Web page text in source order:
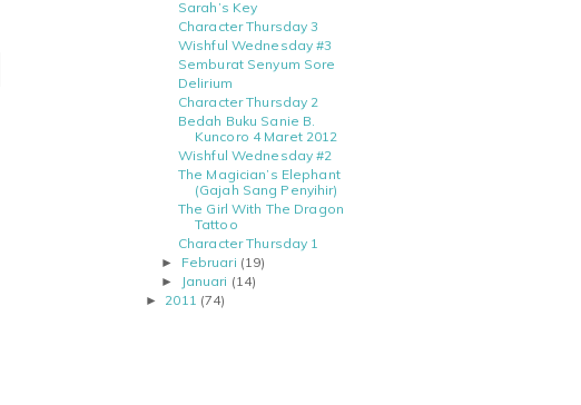
Sarah’s Key
Character Thursday 3
Wishful Wednesday #3
Semburat Senyum Sore
Delirium
Character Thursday 2
Bedah Buku Sanie B.
Kuncoro 4 Maret 2012
Wishful Wednesday #2
The Magician’s Elephant
(Gajah Sang Penyihir)
The Girl With The Dragon
Tattoo
Character Thursday 1
► Februari (19)
► Januari (14)
► 2011 (74)